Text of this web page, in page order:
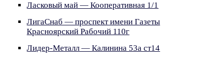
Ласковый май — Кооперативная 1/1
ЛигаСнаб — проспект имени Газеты
Красноярский Рабочий 110г
Лидер-Металл — Калинина 53а ст14